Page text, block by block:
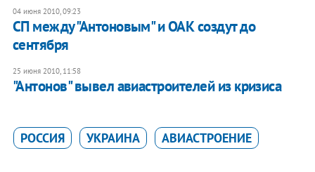
04 июня 2010, 09:23
СП между "Антоновым" и ОАК создут до
сентября
25 июня 2010, 11:58
"Антонов" вывел авиастроителей из кризиса
РОССИЯ УКРАИНА АВИАСТРОЕНИЕ